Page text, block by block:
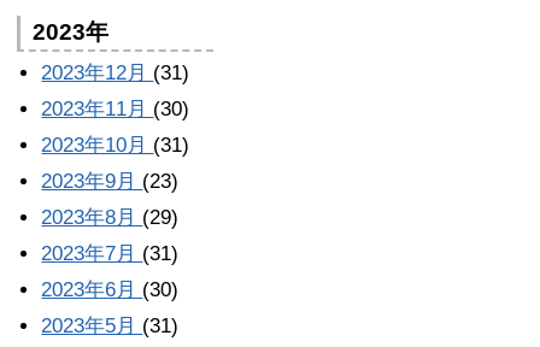
2023年
2023年12月 (31)
2023年11月 (30)
2023年10月 (31)
2023年9月 (23)
2023年8月 (29)
2023年7月 (31)
2023年6月 (30)
2023年5月 (31)